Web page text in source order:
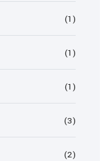
(1)
(1)
(1)
(3)
(2)